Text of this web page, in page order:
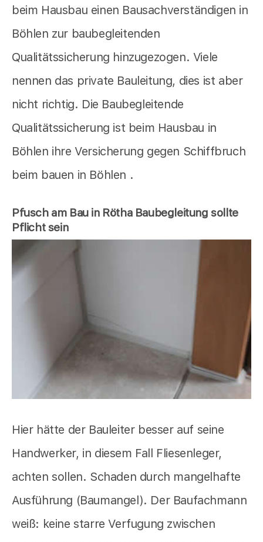
beim Hausbau einen Bausachverständigen in
Böhlen zur baubegleitenden
Qualitätssicherung hinzugezogen. Viele
nennen das private Bauleitung, dies ist aber
nicht richtig. Die Baubegleitende
Qualitätssicherung ist beim Hausbau in
Böhlen ihre Versicherung gegen Schiffbruch
beim bauen in Böhlen .
Pfusch am Bau in Rötha Baubegleitung sollte
Pflicht sein
Hier hätte der Bauleiter besser auf seine
Handwerker, in diesem Fall Fliesenleger,
achten sollen. Schaden durch mangelhafte
Ausführung (Baumangel). Der Baufachmann
weiß: keine starre Verfugung zwischen